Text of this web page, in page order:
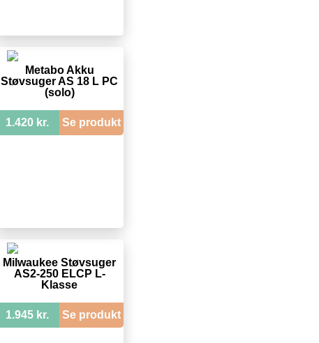
Metabo Akku
Støvsuger AS 18 L PC
(solo)
1.420 kr. Se produkt
Milwaukee Støvsuger
AS2-250 ELCP L-
Klasse
1.945 kr. Se produkt